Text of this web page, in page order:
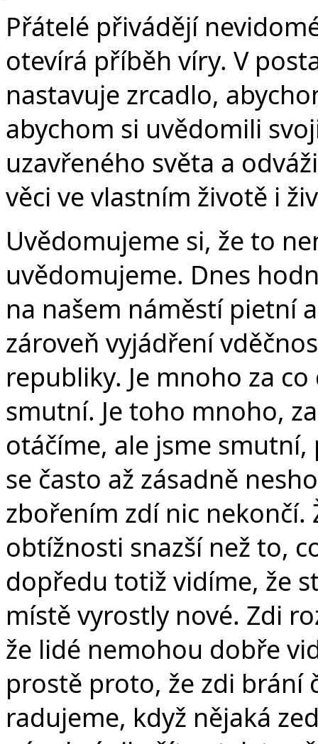
Přátelé přivádějí
otevírá příběh víry. V
nastavuje zrcadlo,
abychom si uvědomili
uzavřeného světa a
věci ve vlastním životě i
Uvědomujeme si, že to
uvědomujeme. Dnes
na našem náměstí pietní
zároveň vyjádření
republiky. Je mnoho za
smutní. Je toho mnoho,
otáčíme, ale jsme
se často až zásadně
zbořením zdí nic nekončí.
obtížnosti snazší než to,
dopředu totiž vidíme, že
místě vyrostly nové. Zdi
že lidé nemohou dobře
prostě proto, že zdi brání
radujeme, když nějaká